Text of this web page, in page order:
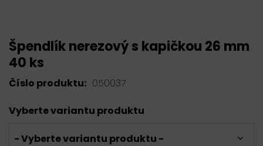
Špendlík nerezový s kapičkou 26 mm
40 ks
Číslo produktu: 050037
Vyberte variantu produktu
- Vyberte variantu produktu -